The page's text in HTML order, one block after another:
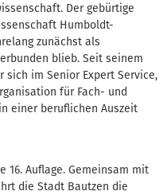
Der gebürtige
Humboldt-
zunächst als
blieb. Seit seinem
sich im Senior Expert Service,
für Fach- und
einer beruflichen Auszeit
16. Auflage. Gemeinsam mit
die Stadt Bautzen die